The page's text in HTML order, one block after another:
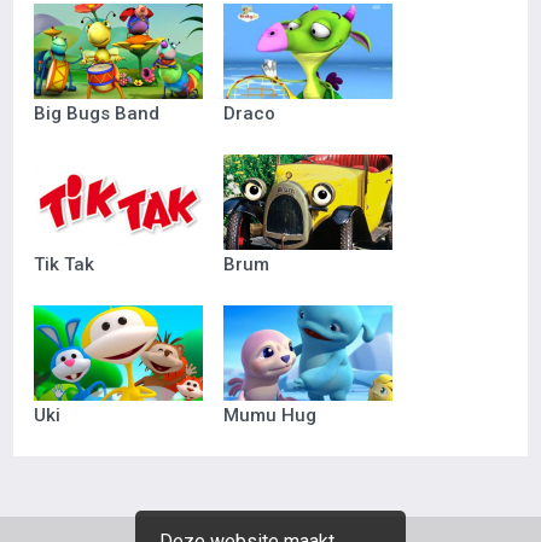
Big Bugs Band Draco
Tik Tak Brum
Uki Mumu Hug